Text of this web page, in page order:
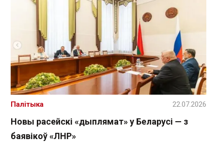
Новы расейскі «дыплямат» у Беларусі — з
баявікоў «ЛНР»
Палітыка 22.07.2026